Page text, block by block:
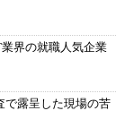
界の就職人気企業
で露呈した現場の苦